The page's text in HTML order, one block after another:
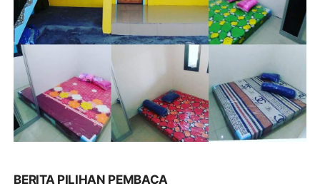
BERITA PILIHAN PEMBACA